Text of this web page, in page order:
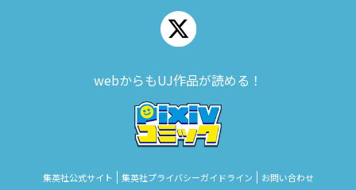
webからもUJ作品が読める！
集英社公式サイト 集英社プライバシーガイドライン お問い合わせ